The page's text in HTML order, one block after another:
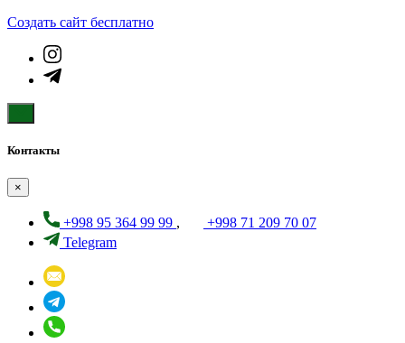
Создать cайт бесплатно
Контакты
×
+998 95 364 99 99 ,
+998 71 209 70 07
Telegram